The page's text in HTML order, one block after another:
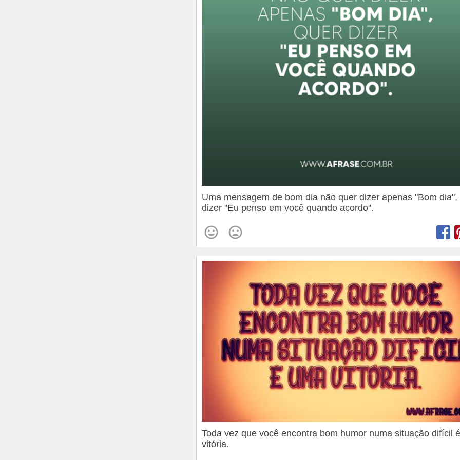
Uma mensagem de bom dia não quer dizer apenas "Bom dia",
dizer "Eu penso em você quando acordo".
Toda vez que você encontra bom humor numa situação difícil
vitória.